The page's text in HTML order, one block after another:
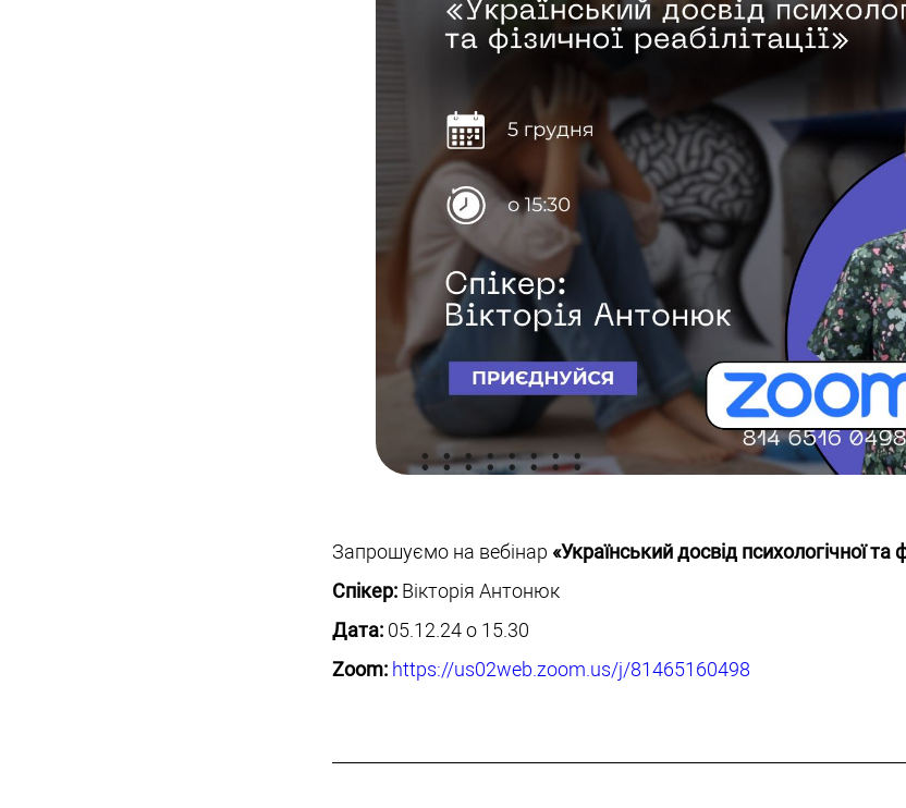
Запрошуємо на вебінар «Український досвід психологічної та
Спікер:Вікторія Антонюк
Дата:05.12.24 о 15.30
Zoom: https://us02web.zoom.us/j/81465160498